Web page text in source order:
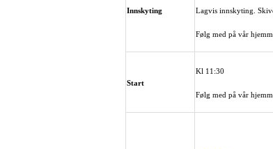
Innskyting Lagvis innskyting.
Følg med på vår
Start
Kl 11:30
Følg med på vår